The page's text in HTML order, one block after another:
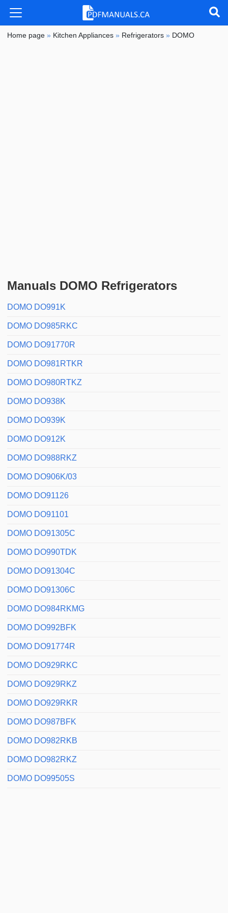
Home page » Kitchen Appliances » Refrigerators » DOMO
Manuals DOMO Refrigerators
DOMO DO991K
DOMO DO985RKC
DOMO DO91770R
DOMO DO981RTKR
DOMO DO980RTKZ
DOMO DO938K
DOMO DO939K
DOMO DO912K
DOMO DO988RKZ
DOMO DO906K/03
DOMO DO91126
DOMO DO91101
DOMO DO91305C
DOMO DO990TDK
DOMO DO91304C
DOMO DO91306C
DOMO DO984RKMG
DOMO DO992BFK
DOMO DO91774R
DOMO DO929RKC
DOMO DO929RKZ
DOMO DO929RKR
DOMO DO987BFK
DOMO DO982RKB
DOMO DO982RKZ
DOMO DO99505S